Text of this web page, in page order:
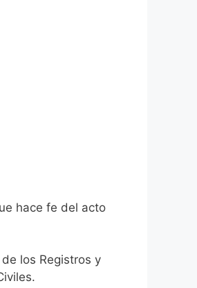
hace fe del acto
los Registros y